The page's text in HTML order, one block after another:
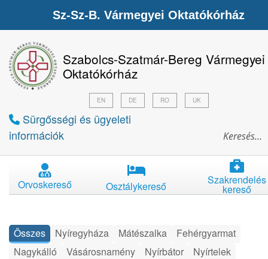
Szabolcs-Szatmár-Bereg Vármegyei
Oktatókórház
Sürgősségi és ügyeleti
információk
EN DE RO UK
Orvoskereső Osztálykereső Szakrendelés
kereső
Összes Nyíregyháza Mátészalka
Fehérgyarmat
Nagykálló
Vásárosnamény Nyírbátor Nyírtelek
Sz-Sz-B. Vármegyei Oktatókórház